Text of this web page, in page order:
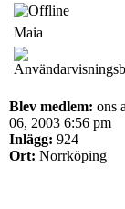
Maia
Blev medlem: ons
06, 2003 6:56 pm
Inlägg: 924
Ort: Norrköping